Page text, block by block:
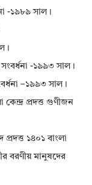
-১৯৮৯ সাল।
সংবর্ধনা -১৯৯৩ সাল।
–১৯৯৩ সাল।
কেন্দ্র প্রদত্ত গুণীজন
১৪০১ বাংলা
বরণীয় মানুষদের